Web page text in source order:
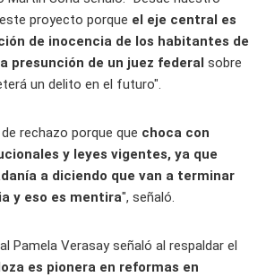
proyecto porque el eje central es
de inocencia de los habitantes de
presunción de un juez federal sobre
un delito en el futuro".
rechazo porque que choca con
y leyes vigentes, ya que
a diciendo que van a terminar
y eso es mentira", señaló.
Pamela Verasay señaló al respaldar el
es pionera en reformas en